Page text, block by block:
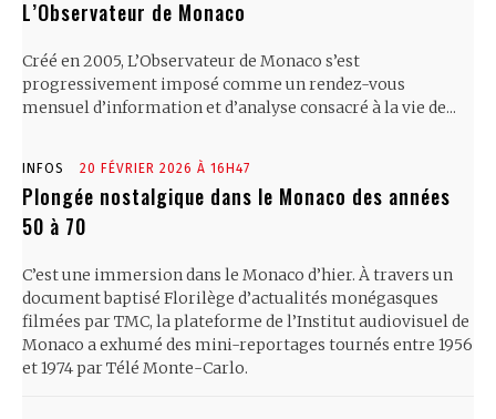
L’Observateur de Monaco
Créé en 2005, L’Observateur de Monaco s’est
progressivement imposé comme un rendez-vous
mensuel d’information et d’analyse consacré à la vie de...
INFOS 20 FÉVRIER 2026 À 16H47
Plongée nostalgique dans le Monaco des années
50 à 70
C’est une immersion dans le Monaco d’hier. À travers un
document baptisé Florilège d’actualités monégasques
filmées par TMC, la plateforme de l’Institut audiovisuel de
Monaco a exhumé des mini-reportages tournés entre 1956
et 1974 par Télé Monte-Carlo.